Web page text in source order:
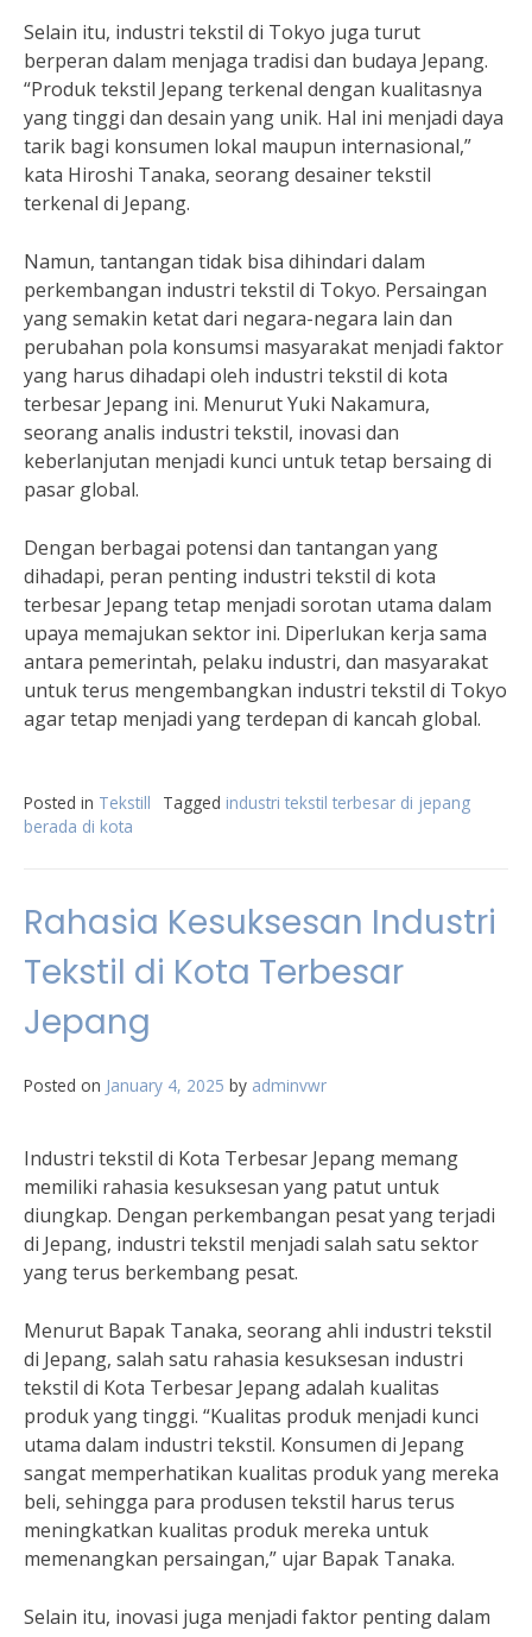
Selain itu, industri tekstil di Tokyo juga turut
berperan dalam menjaga tradisi dan budaya Jepang.
“Produk tekstil Jepang terkenal dengan kualitasnya
yang tinggi dan desain yang unik. Hal ini menjadi daya
tarik bagi konsumen lokal maupun internasional,”
kata Hiroshi Tanaka, seorang desainer tekstil
terkenal di Jepang.
Namun, tantangan tidak bisa dihindari dalam
perkembangan industri tekstil di Tokyo. Persaingan
yang semakin ketat dari negara-negara lain dan
perubahan pola konsumsi masyarakat menjadi faktor
yang harus dihadapi oleh industri tekstil di kota
terbesar Jepang ini. Menurut Yuki Nakamura,
seorang analis industri tekstil, inovasi dan
keberlanjutan menjadi kunci untuk tetap bersaing di
pasar global.
Dengan berbagai potensi dan tantangan yang
dihadapi, peran penting industri tekstil di kota
terbesar Jepang tetap menjadi sorotan utama dalam
upaya memajukan sektor ini. Diperlukan kerja sama
antara pemerintah, pelaku industri, dan masyarakat
untuk terus mengembangkan industri tekstil di Tokyo
agar tetap menjadi yang terdepan di kancah global.
Posted in Tekstill Tagged industri tekstil terbesar di jepang
berada di kota
Rahasia Kesuksesan Industri
Tekstil di Kota Terbesar
Jepang
Posted on January 4, 2025 by adminvwr
Industri tekstil di Kota Terbesar Jepang memang
memiliki rahasia kesuksesan yang patut untuk
diungkap. Dengan perkembangan pesat yang terjadi
di Jepang, industri tekstil menjadi salah satu sektor
yang terus berkembang pesat.
Menurut Bapak Tanaka, seorang ahli industri tekstil
di Jepang, salah satu rahasia kesuksesan industri
tekstil di Kota Terbesar Jepang adalah kualitas
produk yang tinggi. “Kualitas produk menjadi kunci
utama dalam industri tekstil. Konsumen di Jepang
sangat memperhatikan kualitas produk yang mereka
beli, sehingga para produsen tekstil harus terus
meningkatkan kualitas produk mereka untuk
memenangkan persaingan,” ujar Bapak Tanaka.
Selain itu, inovasi juga menjadi faktor penting dalam